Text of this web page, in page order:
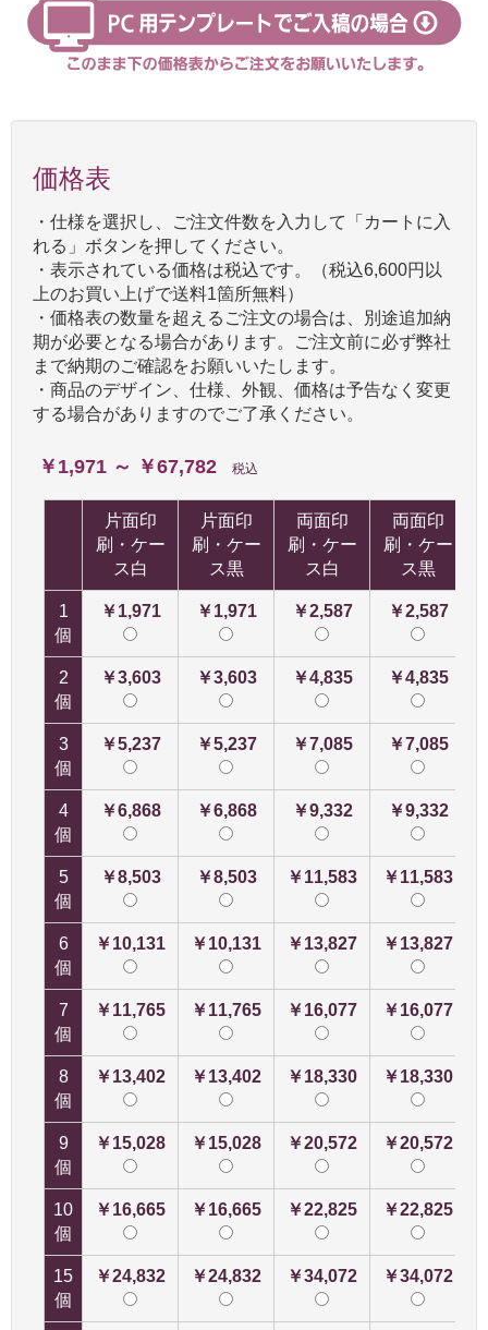
価格表
・仕様を選択し、ご注文件数を入力して「カートに入
れる」ボタンを押してください。
・表示されている価格は税込です。（税込6,600円以
上のお買い上げで送料1箇所無料）
・価格表の数量を超えるご注文の場合は、別途追加納
期が必要となる場合があります。ご注文前に必ず弊社
まで納期のご確認をお願いいたします。
・商品のデザイン、仕様、外観、価格は予告なく変更
する場合がありますのでご了承ください。
￥1,971 ～ ￥67,782 税込
片面印
刷・ケー
ス白
片面印
刷・ケー
ス黒
両面印
刷・ケー
ス白
両面印
刷・ケー
ス黒
1
個
￥1,971 ￥1,971 ￥2,587 ￥2,587
2
個
￥3,603 ￥3,603 ￥4,835 ￥4,835
3
個
￥5,237 ￥5,237 ￥7,085 ￥7,085
4
個
￥6,868 ￥6,868 ￥9,332 ￥9,332
5
個
￥8,503 ￥8,503 ￥11,583 ￥11,583
6
個
￥10,131 ￥10,131 ￥13,827 ￥13,827
7
個
￥11,765 ￥11,765 ￥16,077 ￥16,077
8
個
￥13,402 ￥13,402 ￥18,330 ￥18,330
9
個
￥15,028 ￥15,028 ￥20,572 ￥20,572
10
個
￥16,665 ￥16,665 ￥22,825 ￥22,825
15
個
￥24,832 ￥24,832 ￥34,072 ￥34,072